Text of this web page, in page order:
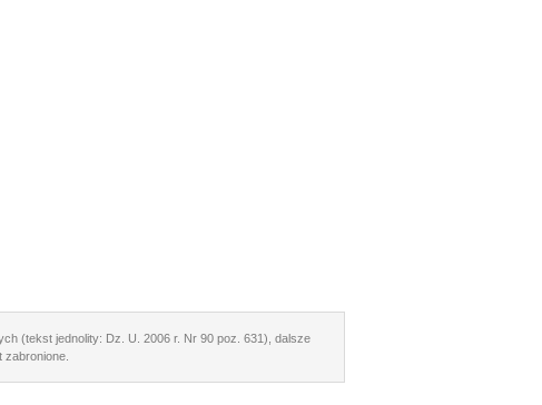
(tekst jednolity: Dz. U. 2006 r. Nr 90 poz. 631), dalsze